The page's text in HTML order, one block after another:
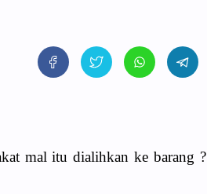
mal itu dialihkan ke barang ?